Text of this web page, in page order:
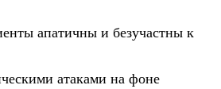
апатичны и безучастны к
атаками на фоне